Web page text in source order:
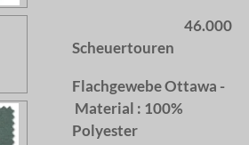
46.000
Scheuertouren
Flachgewebe Ottawa -
Material : 100%
Polyester